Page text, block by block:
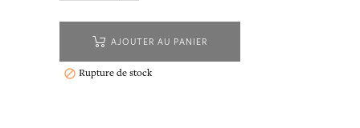
AJOUTER AU PANIER
 Rupture de stock